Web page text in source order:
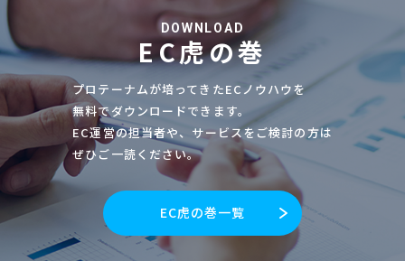
DOWNLOAD
EC虎の巻
プロテーナムが培ってきたECノウハウを
無料でダウンロードできます。
EC運営の担当者や、サービスをご検討の方は
ぜひご一読ください。
EC虎の巻一覧